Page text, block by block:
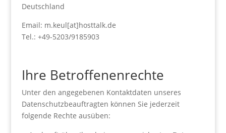
Deutschland
Email: m.keul[at]hosttalk.de
Tel.: +49-5203/9185903
Ihre Betroffenenrechte
Unter den angegebenen Kontaktdaten unseres
Datenschutzbeauftragten können Sie jederzeit
folgende Rechte ausüben: